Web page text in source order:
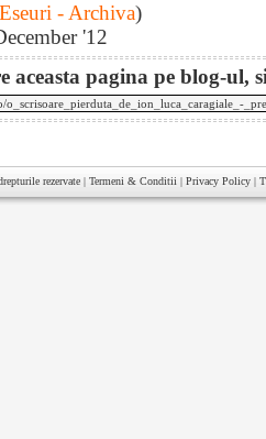
Eseuri - Archiva)
'12
aceasta pagina pe blog-ul,
rezervate | Termeni & Conditii | Privacy Policy |